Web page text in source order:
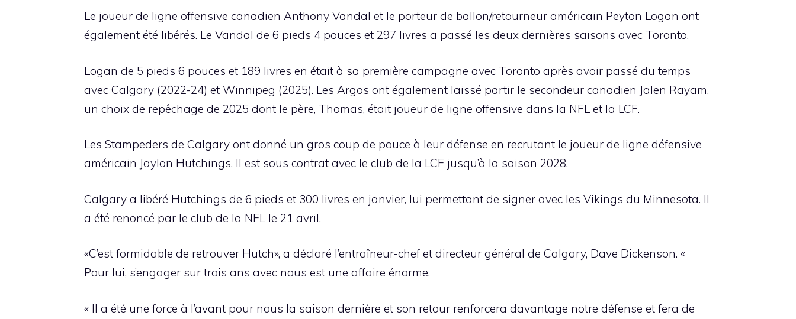
Le joueur de ligne offensive canadien Anthony Vandal et le porteur de ballon/retourneur américain Peyton Logan ont
également été libérés. Le Vandal de 6 pieds 4 pouces et 297 livres a passé les deux dernières saisons avec Toronto.
Logan de 5 pieds 6 pouces et 189 livres en était à sa première campagne avec Toronto après avoir passé du temps
avec Calgary (2022-24) et Winnipeg (2025). Les Argos ont également laissé partir le secondeur canadien Jalen Rayam,
un choix de repêchage de 2025 dont le père, Thomas, était joueur de ligne offensive dans la NFL et la LCF.
Les Stampeders de Calgary ont donné un gros coup de pouce à leur défense en recrutant le joueur de ligne défensive
américain Jaylon Hutchings. Il est sous contrat avec le club de la LCF jusqu’à la saison 2028.
Calgary a libéré Hutchings de 6 pieds et 300 livres en janvier, lui permettant de signer avec les Vikings du Minnesota. Il
a été renoncé par le club de la NFL le 21 avril.
«C’est formidable de retrouver Hutch», a déclaré l’entraîneur-chef et directeur général de Calgary, Dave Dickenson. «
Pour lui, s’engager sur trois ans avec nous est une affaire énorme.
« Il a été une force à l’avant pour nous la saison dernière et son retour renforcera davantage notre défense et fera de